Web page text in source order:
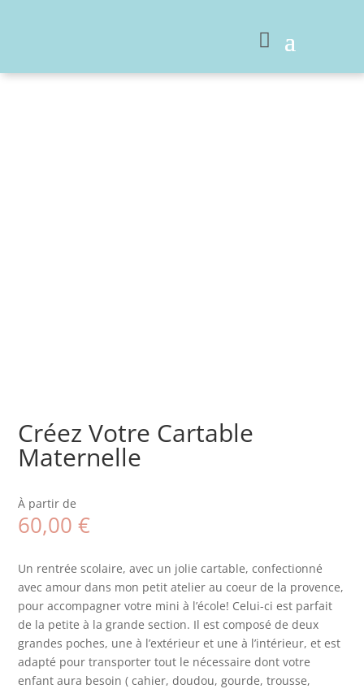
Créez Votre Cartable
Maternelle
À partir de
60,00€
Un rentrée scolaire, avec un jolie cartable, confectionné
avec amour dans mon petit atelier au coeur de la provence,
pour accompagner votre mini à l’école! Celui-ci est parfait
de la petite à la grande section. Il est composé de deux
grandes poches, une à l’extérieur et une à l’intérieur, et est
adapté pour transporter tout le nécessaire dont votre
enfant aura besoin ( cahier, doudou, gourde, trousse,